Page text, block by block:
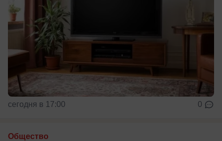
сегодня в 17:00 0
Общество